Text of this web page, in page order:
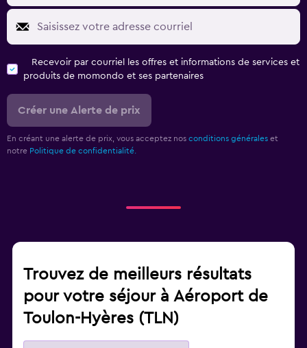
Recevoir par courriel les offres et informations de services et
produits de momondo et ses partenaires
Créer une Alerte de prix
En créant une alerte de prix, vous acceptez nos conditions générales et
notre Politique de confidentialité.
Trouvez de meilleurs résultats
pour votre séjour à Aéroport de
Toulon-Hyères (TLN)